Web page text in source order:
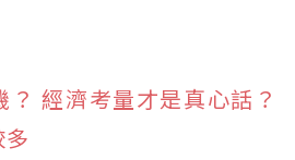
經濟考量才是真心話？